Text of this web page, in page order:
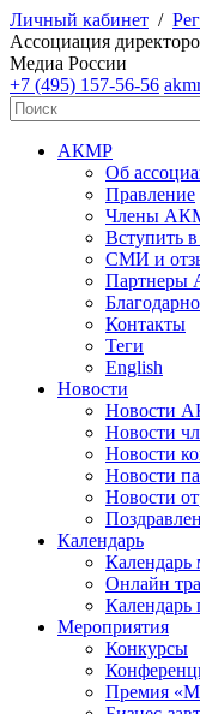
Личный кабинет /
Ассоциация
Медиа России
+7 (495) 157-56-56
АКМР
Об
Правление
Члены
Вступить
СМИ и
Контакты
Теги
English
Новости
Новости
Новости
Новости
Новости
Новости
Календарь
Онлайн
Календарь
Мероприятия
Конкурсы
Премия